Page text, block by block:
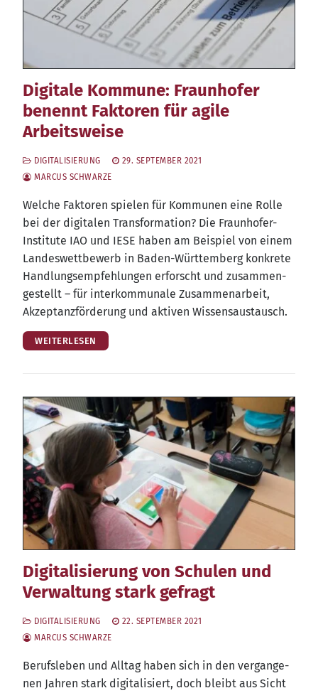
Digitale Kommune: Fraunhofer
benennt Faktoren für agile
Arbeitsweise
DIGITALISIERUNG
29. SEPTEMBER 2021
MARCUS SCHWARZE
Wel­che Fak­to­ren spie­len für Kom­mu­nen eine Rol­le
bei der digi­ta­len Trans­for­ma­ti­on? Die Fraun­ho­fer-
Insti­tu­te IAO und IESE haben am Bei­spiel von einem
Lan­des­wett­be­werb in Baden-Würt­tem­berg kon­kre­te
Hand­lungs­emp­feh­lun­gen erforscht und zusam­men­
ge­stellt – für inter­kom­mu­na­le Zusam­men­ar­beit,
Akzep­tanz­för­de­rung und akti­ven Wissensaustausch.
WEITERLESEN
Digitalisierung von Schulen und
Verwaltung stark gefragt
DIGITALISIERUNG
22. SEPTEMBER 2021
MARCUS SCHWARZE
Berufs­le­ben und All­tag haben sich in den ver­gan­ge­
nen Jah­ren stark digi­ta­li­siert, doch bleibt aus Sicht